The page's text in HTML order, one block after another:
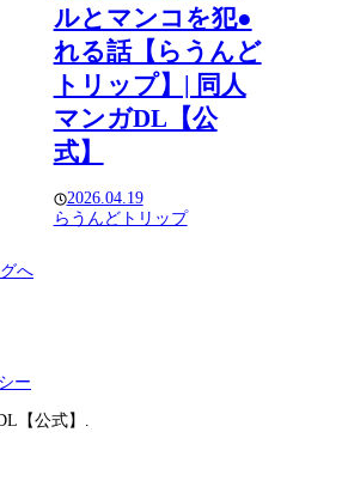
ルとマンコを犯●
れる話【らうんど
トリップ】| 同人
マンガDL【公
式】
2026.04.19
らうんどトリップ
へ
ー
【公式】.